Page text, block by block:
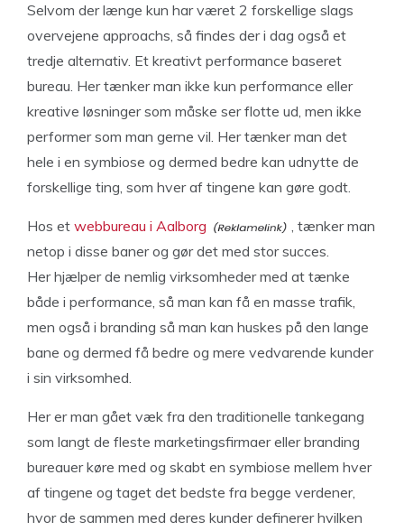
Selvom der længe kun har været 2 forskellige slags
overvejene approachs, så findes der i dag også et
tredje alternativ. Et kreativt performance baseret
bureau. Her tænker man ikke kun performance eller
kreative løsninger som måske ser flotte ud, men ikke
performer som man gerne vil. Her tænker man det
hele i en symbiose og dermed bedre kan udnytte de
forskellige ting, som hver af tingene kan gøre godt.
Hos et webbureau i Aalborg
, tænker man
netop i disse baner og gør det med stor succes.
Her hjælper de nemlig virksomheder med at tænke
både i performance, så man kan få en masse trafik,
men også i branding så man kan huskes på den lange
bane og dermed få bedre og mere vedvarende kunder
i sin virksomhed.
Her er man gået væk fra den traditionelle tankegang
som langt de fleste marketingsfirmaer eller branding
bureauer køre med og skabt en symbiose mellem hver
af tingene og taget det bedste fra begge verdener,
hvor de sammen med deres kunder definerer hvilken